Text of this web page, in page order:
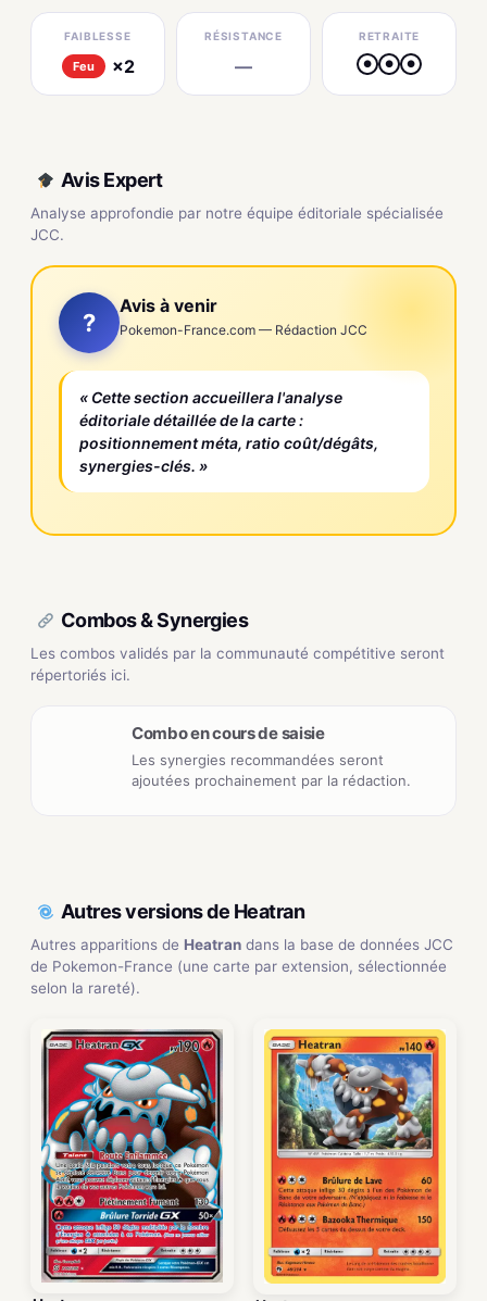
FAIBLESSE
Feu ×2
RÉSISTANCE
—
RETRAITE
● ● ●
Avis Expert
Analyse approfondie par notre équipe éditoriale spécialisée
JCC.
?
Avis à venir
Pokemon-France.com — Rédaction JCC
« Cette section accueillera l'analyse
éditoriale détaillée de la carte :
positionnement méta, ratio coût/dégâts,
synergies-clés. »
Combos & Synergies
Les combos validés par la communauté compétitive seront
répertoriés ici.
Combo en cours de saisie
Les synergies recommandées seront
ajoutées prochainement par la rédaction.
Autres versions de Heatran
Autres apparitions de Heatran dans la base de données JCC
de Pokemon-France (une carte par extension, sélectionnée
selon la rareté).